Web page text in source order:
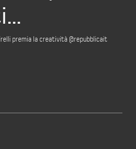
premia la creatività @repubblicait